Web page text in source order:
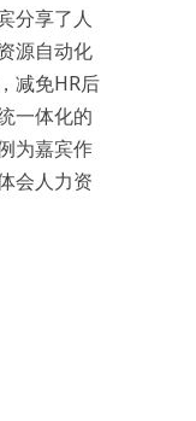
分享了人
源自动化
减免HR后
一体化的
为嘉宾作
会人力资